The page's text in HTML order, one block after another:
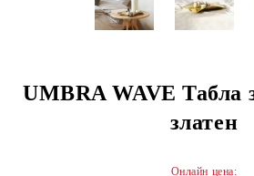
UMBRA WAVE Табла
златен